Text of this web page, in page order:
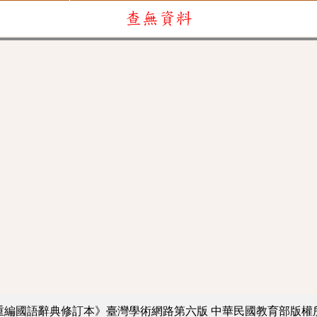
查無資料
編國語辭典修訂本》臺灣學術網路第六版 中華民國教育部版權